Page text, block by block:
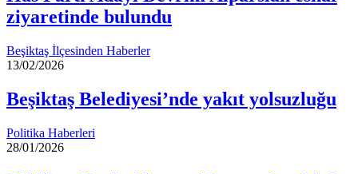
ziyaretinde bulundu
Beşiktaş İlçesinden Haberler
13/02/2026
Beşiktaş Belediyesi’nde yakıt yolsuzluğu
Politika Haberleri
28/01/2026